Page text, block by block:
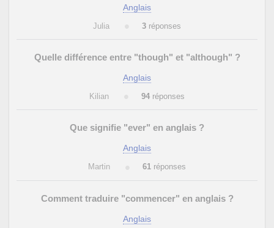
Anglais
Julia 3 réponses
Quelle différence entre "though" et "although" ?
Anglais
Kilian 94 réponses
Que signifie "ever" en anglais ?
Anglais
Martin 61 réponses
Comment traduire "commencer" en anglais ?
Anglais